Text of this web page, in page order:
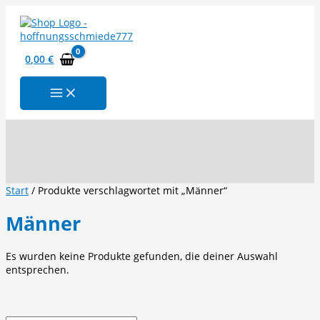
Inhalt
springen
0,00€
Start / Produkte verschlagwortet mit „Männer“
Männer
Es wurden keine Produkte gefunden, die deiner Auswahl
entsprechen.